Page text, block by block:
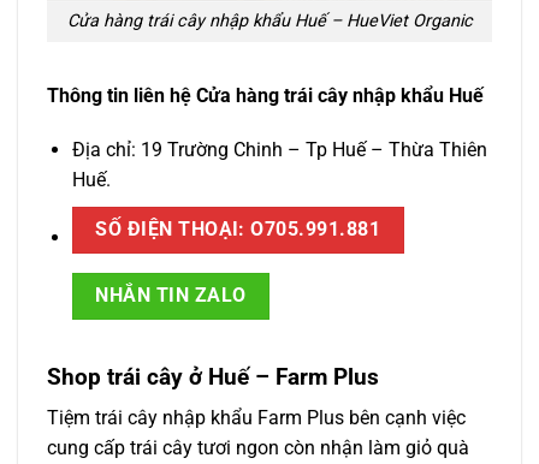
Cửa hàng trái cây nhập khẩu Huế – HueViet Organic
Thông tin liên hệ Cửa hàng trái cây nhập khẩu Huế
Địa chỉ: 19 Trường Chinh – Tp Huế – Thừa Thiên
Huế.
SỐ ĐIỆN THOẠI: O705.991.881
NHẮN TIN ZALO
Shop trái cây ở Huế – Farm Plus
Tiệm trái cây nhập khẩu Farm Plus bên cạnh việc
cung cấp trái cây tươi ngon còn nhận làm giỏ quà